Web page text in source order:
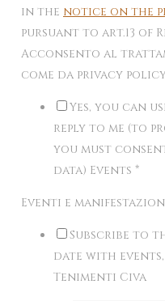
in the notice on the
pursuant to art.13 of
Acconsento al
come da privacy
Yes, you can
reply to me (to
you must
data) Events *
Eventi e
Subscribe to
date with
Tenimenti Civa